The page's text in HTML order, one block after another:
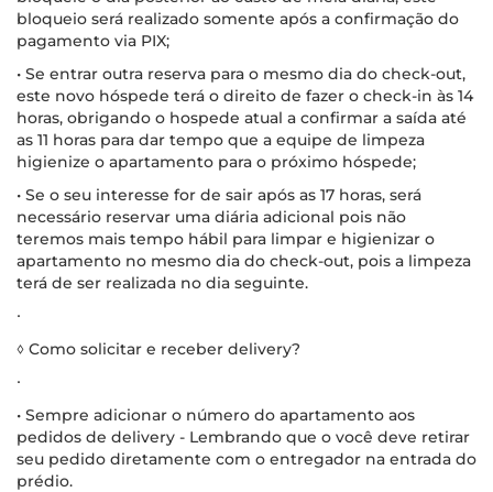
bloqueio será realizado somente após a confirmação do
pagamento via PIX;
• Se entrar outra reserva para o mesmo dia do check-out,
este novo hóspede terá o direito de fazer o check-in às 14
horas, obrigando o hospede atual a confirmar a saída até
as 11 horas para dar tempo que a equipe de limpeza
higienize o apartamento para o próximo hóspede;
• Se o seu interesse for de sair após as 17 horas, será
necessário reservar uma diária adicional pois não
teremos mais tempo hábil para limpar e higienizar o
apartamento no mesmo dia do check-out, pois a limpeza
terá de ser realizada no dia seguinte.
∙
◊ Como solicitar e receber delivery?
∙
• Sempre adicionar o número do apartamento aos
pedidos de delivery - Lembrando que o você deve retirar
seu pedido diretamente com o entregador na entrada do
prédio.